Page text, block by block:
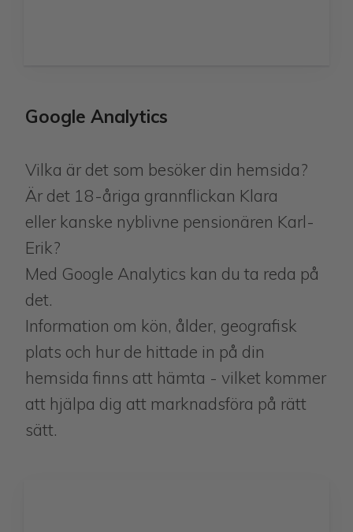
Google Analytics
Vilka är det som besöker din hemsida?
Är det 18-åriga grannflickan Klara
eller kanske nyblivne pensionären Karl-
Erik?
Med Google Analytics kan du ta reda på
det.
Information om kön, ålder, geografisk
plats och hur de hittade in på din
hemsida finns att hämta - vilket kommer
att hjälpa dig att marknadsföra på rätt
sätt.